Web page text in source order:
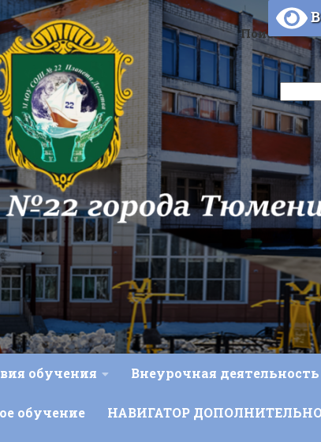
Поиск
обучения Внеурочная деятельность
обучение НАВИГАТОР